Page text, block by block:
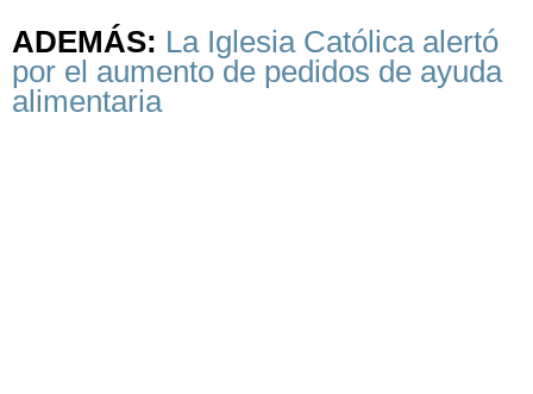
ADEMÁS: La Iglesia Católica alertó
por el aumento de pedidos de ayuda
alimentaria